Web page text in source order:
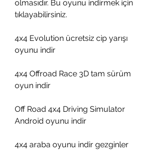
olmasıdır. Bu oyunu indirmek için
tıklayabilirsiniz.
4x4 Evolution ücretsiz cip yarışı
oyunu indir
4x4 Offroad Race 3D tam sürüm
oyun indir
Off Road 4x4 Driving Simulator
Android oyunu indir
4x4 araba oyunu indir gezginler